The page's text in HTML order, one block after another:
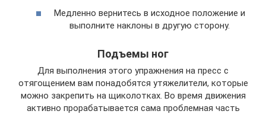
Медленно вернитесь в исходное положение и
выполните наклоны в другую сторону.
Подъемы ног
Для выполнения этого упражнения на пресс с
отягощением вам понадобятся утяжелители, которые
можно закрепить на щиколотках. Во время движения
активно прорабатывается сама проблемная часть